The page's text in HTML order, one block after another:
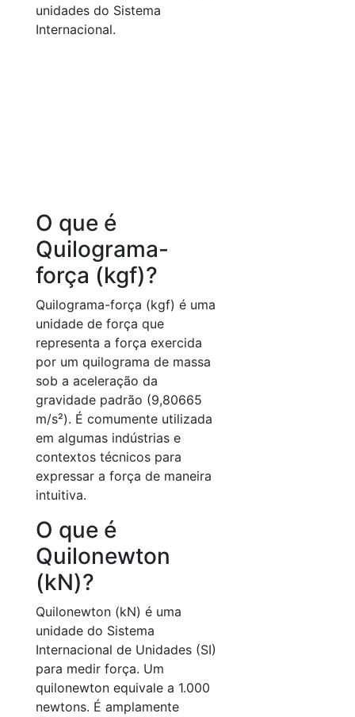
unidades do Sistema
Internacional.
O que é
Quilograma-
força (kgf)?
Quilograma-força (kgf) é uma
unidade de força que
representa a força exercida
por um quilograma de massa
sob a aceleração da
gravidade padrão (9,80665
m/s²). É comumente utilizada
em algumas indústrias e
contextos técnicos para
expressar a força de maneira
intuitiva.
O que é
Quilonewton
(kN)?
Quilonewton (kN) é uma
unidade do Sistema
Internacional de Unidades (SI)
para medir força. Um
quilonewton equivale a 1.000
newtons. É amplamente